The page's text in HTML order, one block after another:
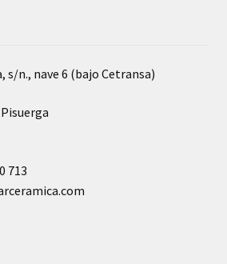
s/n., nave 6 (bajo Cetransa)
713